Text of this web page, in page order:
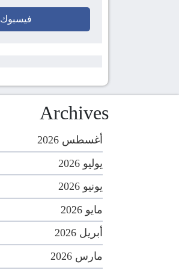
فيسبوك
Archives
أغسطس 2026
يوليو 2026
يونيو 2026
مايو 2026
أبريل 2026
مارس 2026